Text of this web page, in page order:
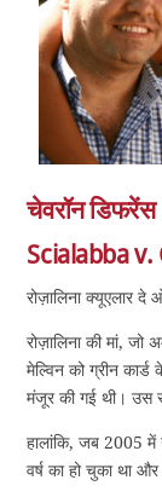
चेवरॉन डिफरेंस
Scialabba
रोज़ालिना क्यूएलार दे
रोज़ालिना की मां,
मेल्विन को ग्रीन
मंजूर की गई थी। उस
हालांकि, जब 2005 में
वर्ष का हो चुका था और